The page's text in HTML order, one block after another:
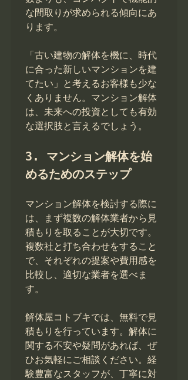
な間取りが求められる傾向にあ
ります。
「古い建物の解体を機に、時代
に合った新しいマンションを建
てたい」と考えるお客様も少な
くありません。マンション解体
は、未来への投資としても有効
な選択肢と言えるでしょう。
3. マンション解体を始
めるためのステップ
マンション解体を検討する際に
は、まず複数の解体業者から見
積もりを取ることが大切です。
複数社と打ち合わせをすること
で、それぞれの提案や費用感を
比較し、適切な業者を選べま
す。
解体屋コトブキでは、無料で見
積もりを行っています。解体に
関する不安や疑問があれば、ぜ
ひお気軽にご相談ください。経
験豊富なスタッフが、丁寧に対